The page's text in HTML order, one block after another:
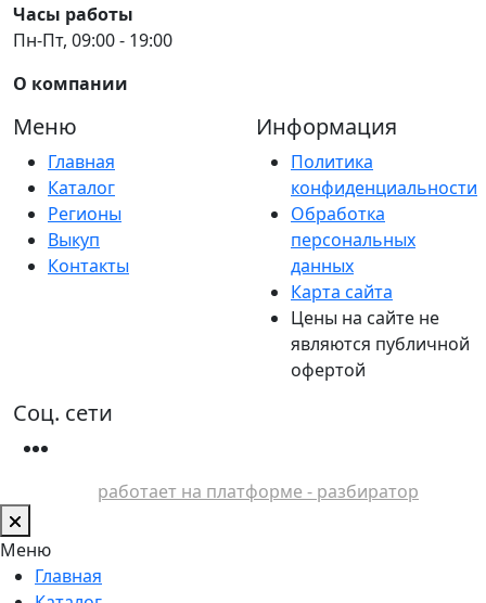
Часы работы
Пн-Пт, 09:00 - 19:00
О компании
Меню
Главная
Каталог
Регионы
Выкуп
Контакты
Информация
Политика
конфиденциальности
Обработка
персональных
данных
Карта сайта
Цены на сайте не
являются публичной
офертой
Соц. сети
работает на платформе - разбиратор
Меню
Главная